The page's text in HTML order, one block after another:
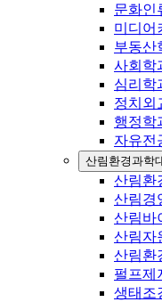
문화인
미디어
부동산
사회학
심리학
정치외
행정학
자유전
산림환경과학
산림환
산림경
산림바
산림자
산림환
펄프제
생태조